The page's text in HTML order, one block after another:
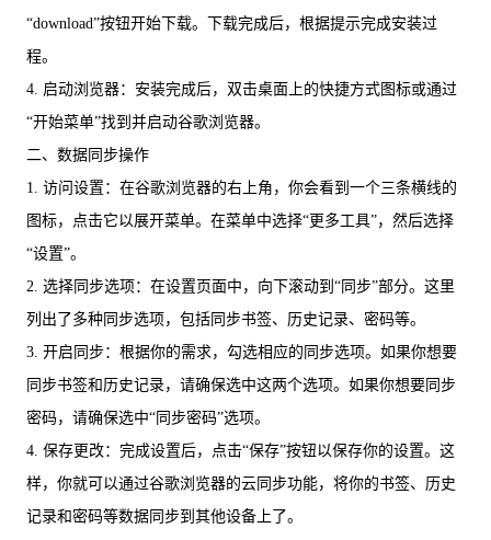
“download”按钮开始下载。下载完成后，根据提示完成安装过
程。
4. 启动浏览器：安装完成后，双击桌面上的快捷方式图标或通过
“开始菜单”找到并启动谷歌浏览器。
二、数据同步操作
1. 访问设置：在谷歌浏览器的右上角，你会看到一个三条横线的
图标，点击它以展开菜单。在菜单中选择“更多工具”，然后选择
“设置”。
2. 选择同步选项：在设置页面中，向下滚动到“同步”部分。这里
列出了多种同步选项，包括同步书签、历史记录、密码等。
3. 开启同步：根据你的需求，勾选相应的同步选项。如果你想要
同步书签和历史记录，请确保选中这两个选项。如果你想要同步
密码，请确保选中“同步密码”选项。
4. 保存更改：完成设置后，点击“保存”按钮以保存你的设置。这
样，你就可以通过谷歌浏览器的云同步功能，将你的书签、历史
记录和密码等数据同步到其他设备上了。